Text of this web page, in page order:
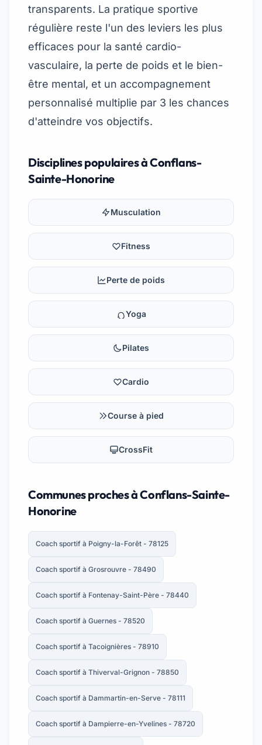
transparents. La pratique sportive
régulière reste l'un des leviers les plus
efficaces pour la santé cardio-
vasculaire, la perte de poids et le bien-
être mental, et un accompagnement
personnalisé multiplie par 3 les chances
d'atteindre vos objectifs.
Disciplines populaires à Conflans-
Sainte-Honorine
Musculation
Fitness
Perte de poids
Yoga
Pilates
Cardio
Course à pied
CrossFit
Communes proches à Conflans-Sainte-
Honorine
Coach sportif à Poigny-la-Forêt - 78125
Coach sportif à Grosrouvre - 78490
Coach sportif à Fontenay-Saint-Père - 78440
Coach sportif à Guernes - 78520
Coach sportif à Tacoignières - 78910
Coach sportif à Thiverval-Grignon - 78850
Coach sportif à Dammartin-en-Serve - 78111
Coach sportif à Dampierre-en-Yvelines - 78720